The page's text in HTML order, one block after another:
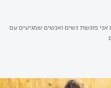
פוגשת נשים ואנשים שמגיעים עם